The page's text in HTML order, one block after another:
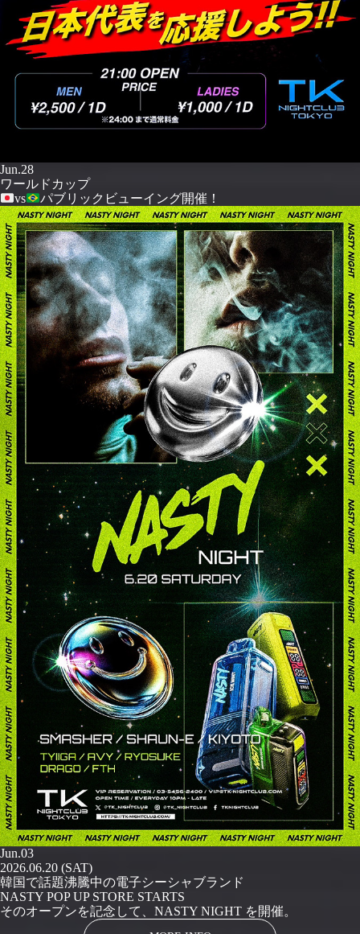
Jun.28
ワールドカップ
vs
パブリックビューイング開催！
Jun.03
2026.06.20 (SAT)
韓国で話題沸騰中の電子シーシャブランド
NASTY POP UP STORE STARTS
そのオープンを記念して、NASTY NIGHT を開催。